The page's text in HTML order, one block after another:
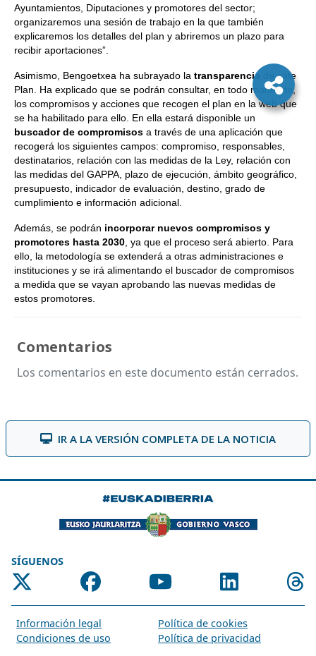
Ayuntamientos, Diputaciones y promotores del sector;
organizaremos una sesión de trabajo en la que también
explicaremos los detalles del plan y abriremos un plazo para
recibir aportaciones”.
Asimismo, Bengoetxea ha subrayado la transparencia
de este
Plan. Ha explicado que se podrán consultar, en todo momento,
los compromisos y acciones que recogen el plan en la web que
se ha habilitado para ello. En ella estará disponible un
buscador de compromisos a través de una aplicación que
recogerá los siguientes campos: compromiso, responsables,
destinatarios, relación con las medidas de la Ley, relación con
las medidas del GAPPA, plazo de ejecución, ámbito geográfico,
presupuesto, indicador de evaluación, destino, grado de
cumplimiento e información adicional.
Además, se podrán incorporar nuevos compromisos y
promotores hasta 2030 , ya que el proceso será abierto. Para
ello, la metodología se extenderá a otras administraciones e
instituciones y se irá alimentando el buscador de compromisos
a medida que se vayan aprobando las nuevas medidas de
estos promotores.
Comentarios
Los comentarios en este documento están cerrados.
IR A LA VERSIÓN COMPLETA DE LA NOTICIA
SÍGUENOS
Información legal
Política de cookies
Condiciones de uso
Política de privacidad